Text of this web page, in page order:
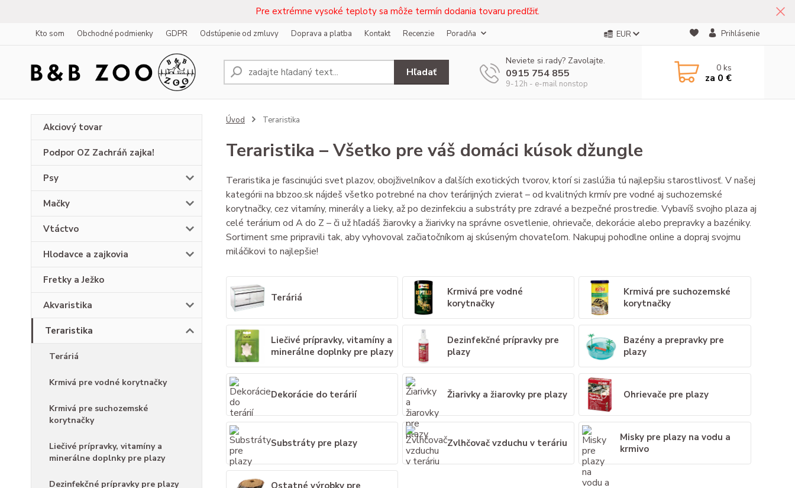
Pre extrémne vysoké teploty sa môže termín dodania tovaru predľžiť.
Kto som Obchodné podmienky GDPR Odstúpenie od zmluvy Doprava a platba Kontakt Recenzie Poradňa EUR Prihlásenie
Hľadať
Neviete si rady? Zavolajte.
0915 754 855
9-12h - e-mail nonstop
0ks
za 0 €
Akciový tovar
Podpor OZ Zachráň zajka!
Psy
Mačky
Vtáctvo
Hlodavce a zajkovia
Fretky a Ježko
Akvaristika
Teraristika
Teráriá
Krmivá pre vodné korytnačky
Krmivá pre suchozemské
korytnačky
Liečivé prípravky, vitamíny a
minerálne doplnky pre plazy
Dezinfekčné prípravky pre plazy
Úvod Teraristika
Teraristika – Všetko pre váš domáci kúsok džungle
Teraristika je fascinujúci svet plazov, obojživelníkov a ďalších exotických tvorov, ktorí si zaslúžia tú najlepšiu starostlivosť. V našej
kategórii na bbzoo.sk nájdeš všetko potrebné na chov terárijných zvierat – od kvalitných krmív pre vodné aj suchozemské
korytnačky, cez vitamíny, minerály a lieky, až po dezinfekciu a substráty pre zdravé a bezpečné prostredie. Vybavíš svojho plaza aj
celé terárium od A do Z – či už hľadáš žiarovky a žiarivky na správne osvetlenie, ohrievače, dekorácie alebo prepravky a bazéniky.
Sortiment sme pripravili tak, aby vyhovoval začiatočníkom aj skúseným chovateľom. Nakupuj pohodlne online a dopraj svojmu
miláčikovi to najlepšie!
Teráriá
Krmivá pre vodné
korytnačky
Krmivá pre suchozemské
korytnačky
Liečivé prípravky, vitamíny a
minerálne doplnky pre plazy
Dezinfekčné prípravky pre
plazy
Bazény a prepravky pre
plazy
Dekorácie do terárií Žiarivky a žiarovky pre plazy Ohrievače pre plazy
Substráty pre plazy Zvlhčovač vzduchu v teráriu
Misky pre plazy na vodu a
krmivo
Ostatné výrobky pre